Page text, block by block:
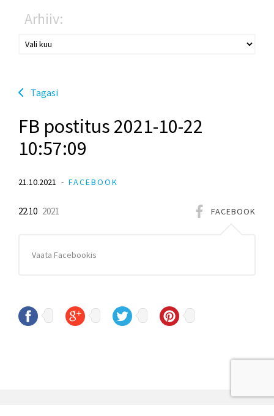
Arhiiv:
Tagasi
FB postitus 2021-10-22
10:57:09
21.10.2021 FACEBOOK
FACEBOOK
22.10 2021
Vaata Facebookis